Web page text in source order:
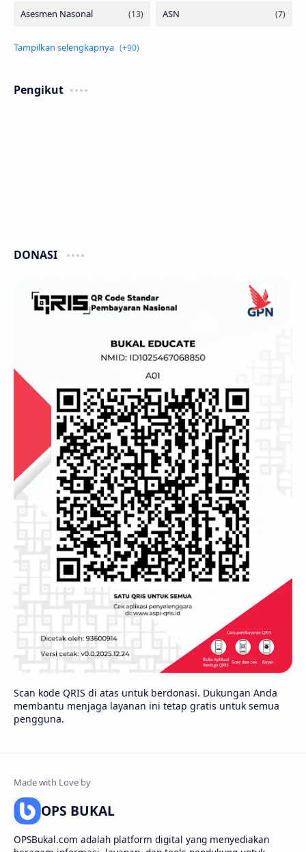
Pengikut
DONASI
Scan kode QRIS di atas untuk berdonasi. Dukungan Anda
membantu menjaga layanan ini tetap gratis untuk semua
pengguna.
OPS BUKAL
OPSBukal.com adalah platform digital yang menyediakan